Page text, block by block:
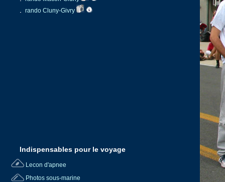
rando Cluny-Givry
Indispensables pour le voyage
Lecon d'apnee
Photos sous-marine